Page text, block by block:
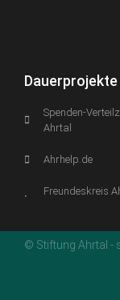
Dauerprojekte
Spenden-
Ahrtal
Ahrhelp.de
Freundeskreis
© Stiftung Ahrtal -